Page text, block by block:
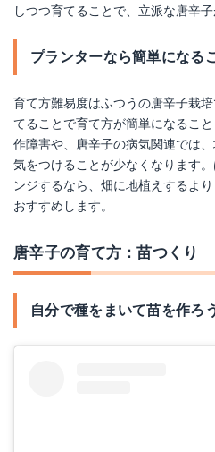
しつつ育てることで、立派な唐辛
プランターなら簡単になる
育て方難易度はふつうの唐辛子栽
てることで育て方が簡単になるこ
作障害や、唐辛子の病気関連では
気をつけることが少なくなります
ンジするなら、畑に地植えするよ
おすすめします。
唐辛子の育て方：苗つくり
自分で種をまいて苗を作ろ